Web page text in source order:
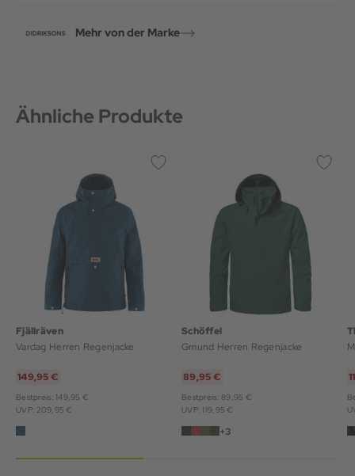
Mehr von der Marke
Ähnliche Produkte
Fjällräven
Vardag Herren Regenjacke
149,95 €
Bestpreis: 149,95 €
UVP: 209,95 €
Schöffel
Gmund Herren Regenjacke
89,95 €
Bestpreis: 89,95 €
UVP: 119,95 €
+3